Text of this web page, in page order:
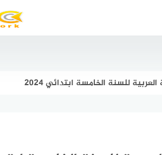
للسنة الخامسة ابتدائي 2024